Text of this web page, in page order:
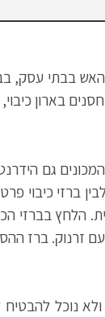
האש בבתי עסק,
בארון
המכונים גם
ברזי כיבוי
הלחץ בברזי
זרנוק. ברז
נוכל